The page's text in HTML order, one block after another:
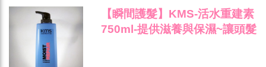
【瞬間護髮】KMS-活水重建素
750ml-提供滋養與保濕~讓頭髮